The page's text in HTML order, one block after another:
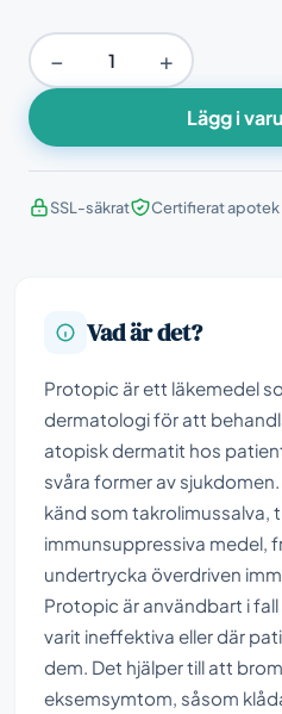
− +
Lägg i
SSL-säkrat Certifierat apotek
Vad är det?
Protopic är ett läkemedel
dermatologi för att
atopisk dermatit hos
svåra former av
känd som takrolimussalva,
immunsuppressiva medel,
undertrycka överdriven
Protopic är användbart i
varit ineffektiva eller där
dem. Det hjälper till att
eksemsymtom, såsom